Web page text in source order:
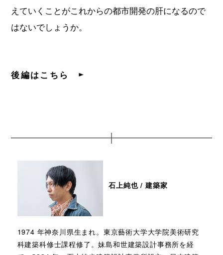
えていくことがこれからの都市開発の肝になるので
はないでしょうか。
後編はこちら
石上純也 / 建築家
1974 年神奈川県生まれ。東京藝術大学大学院美術研究
科建築科修士課程修了。妹島和世建築設計事務所を経